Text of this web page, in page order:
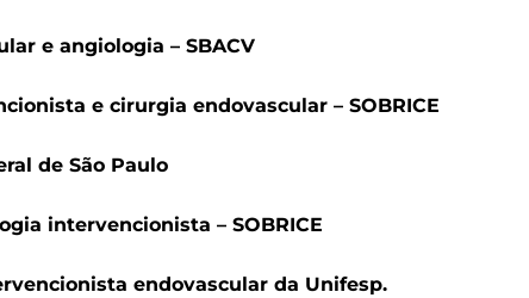
e angiologia – SBACV
e cirurgia endovascular – SOBRICE
de São Paulo
intervencionista – SOBRICE
endovascular da Unifesp.